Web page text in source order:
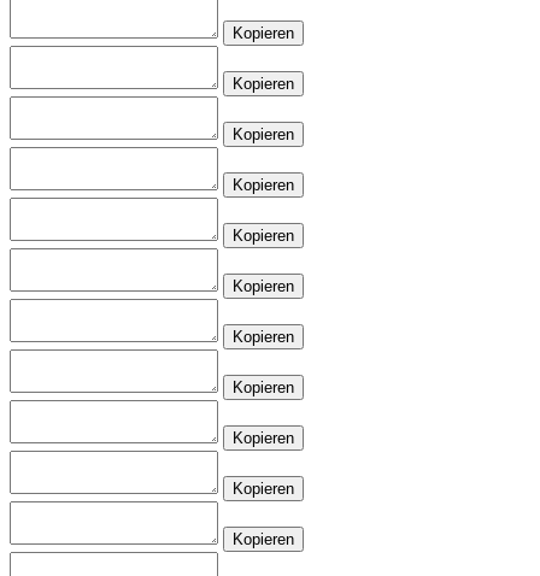
Kopieren
Kopieren
Kopieren
Kopieren
Kopieren
Kopieren
Kopieren
Kopieren
Kopieren
Kopieren
Kopieren